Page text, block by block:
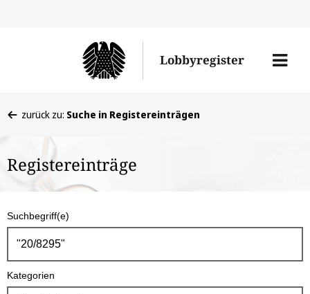
den
Lobbyregister
Menü
befinden
hier:
zurück zu: Suche in Registereinträgen
Registereinträge
u
h
b
Suchbegriff(e)
Kategorien